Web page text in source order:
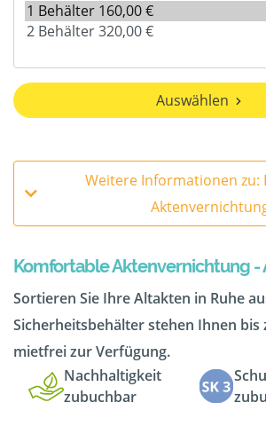
Auswählen
Weitere Informationen zu:
Komfortable Aktenvernichtung -
Sortieren Sie Ihre Altakten in Ruhe
Sicherheitsbehälter stehen Ihnen bis
mietfrei zur Verfügung.
Nachhaltigkeit
zubuchbar